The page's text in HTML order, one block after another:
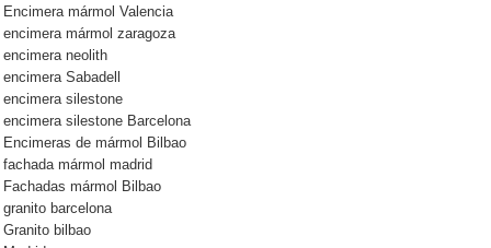
Encimera mármol Valencia
encimera mármol zaragoza
encimera neolith
encimera Sabadell
encimera silestone
encimera silestone Barcelona
Encimeras de mármol Bilbao
fachada mármol madrid
Fachadas mármol Bilbao
granito barcelona
Granito bilbao